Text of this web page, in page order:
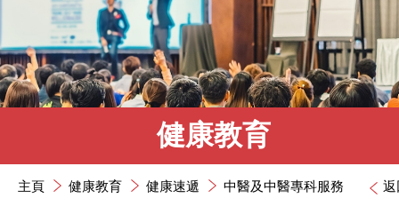
健康教育
返
主頁 健康教育 健康速遞 中醫及中醫專科服務